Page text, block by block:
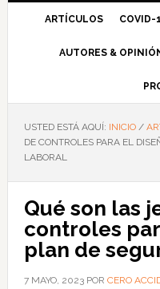
ARTÍCULOS COVID-
AUTORES &
USTED ESTÁ AQUÍ: INICIO /
DE CONTROLES PARA EL
LABORAL
Qué son las
controles
plan de
7 MAYO, 2023POR CERO